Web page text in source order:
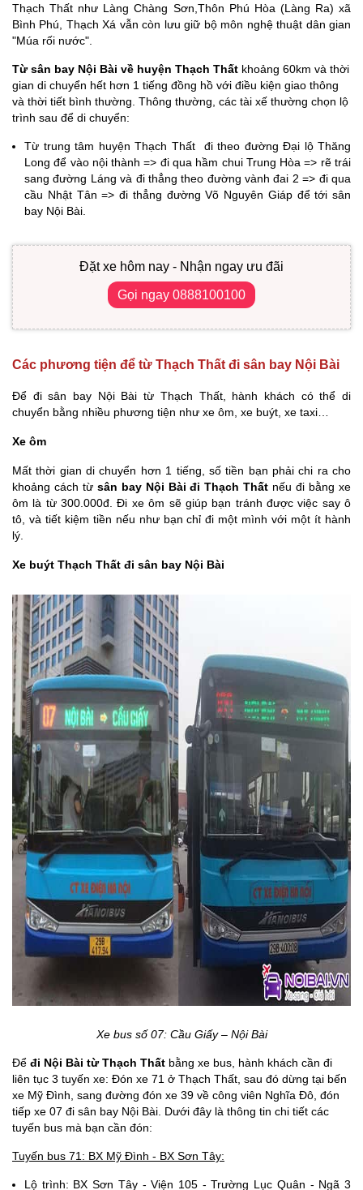
Thạch Thất như Làng Chàng Sơn,Thôn Phú Hòa (Làng Ra) xã
Bình Phú, Thạch Xá vẫn còn lưu giữ bộ môn nghệ thuật dân gian
"Múa rối nước".
Từ sân bay Nội Bài về huyện Thạch Thất khoảng 60km và thời
gian di chuyển hết hơn 1 tiếng đồng hồ với điều kiện giao thông
và thời tiết bình thường. Thông thường, các tài xế thường chọn lộ
trình sau để di chuyển:
Từ trung tâm huyện Thạch Thất đi theo đường Đại lộ Thăng
Long để vào nội thành => đi qua hầm chui Trung Hòa => rẽ trái
sang đường Láng và đi thẳng theo đường vành đai 2 => đi qua
cầu Nhật Tân => đi thẳng đường Võ Nguyên Giáp để tới sân
bay Nội Bài.
Đặt xe hôm nay - Nhận ngay ưu đãi
Gọi ngay 0888100100
Các phương tiện để từ Thạch Thất đi sân bay Nội Bài
Để đi sân bay Nội Bài từ Thạch Thất, hành khách có thể di
chuyển bằng nhiều phương tiện như xe ôm, xe buýt, xe taxi…
Xe ôm
Mất thời gian di chuyển hơn 1 tiếng, số tiền bạn phải chi ra cho
khoảng cách từ sân bay Nội Bài đi Thạch Thất nếu đi bằng xe
ôm là từ 300.000đ. Đi xe ôm sẽ giúp bạn tránh được việc say ô
tô, và tiết kiệm tiền nếu như bạn chỉ đi một mình với một ít hành
lý.
Xe buýt Thạch Thất đi sân bay Nội Bài
Xe bus số 07: Cầu Giấy – Nội Bài
Để đi Nội Bài từ Thạch Thất bằng xe bus, hành khách cần đi
liên tục 3 tuyến xe: Đón xe 71 ở Thạch Thất, sau đó dừng tại bến
xe Mỹ Đình, sang đường đón xe 39 về công viên Nghĩa Đô, đón
tiếp xe 07 đi sân bay Nội Bài. Dưới đây là thông tin chi tiết các
tuyến bus mà bạn cần đón:
Tuyến bus 71: BX Mỹ Đình - BX Sơn Tây:
Lộ trình: BX Sơn Tây - Viện 105 - Trường Lục Quân - Ngã 3